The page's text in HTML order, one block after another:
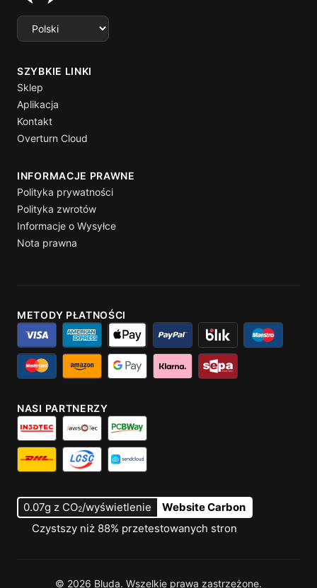
Select language
SZYBKIE LINKI
Sklep
Aplikacja
Kontakt
Overturn Cloud
INFORMACJE PRAWNE
Polityka prywatności
Polityka zwrotów
Informacje o Wysyłce
Nota prawna
METODY PŁATNOŚCI
NASI PARTNERZY
0.07g z CO2/wyświetlenie
Website Carbon
Czystszy niż 88% przetestowanych stron
© 2026 Bluda. Wszelkie prawa zastrzeżone.